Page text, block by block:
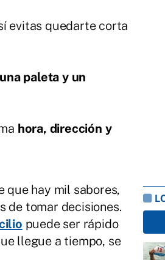
evitas quedarte corta
paleta y un
hora, dirección y
hay mil sabores,
de tomar decisiones.
puede ser rápido
llegue a tiempo, se